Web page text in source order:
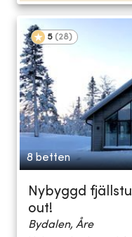
5 (28)
8 betten
Nybyggd
out!
Bydalen, Åre